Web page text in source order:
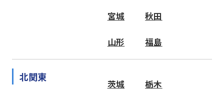
宮城 秋田
山形 福島
北関東
茨城 栃木